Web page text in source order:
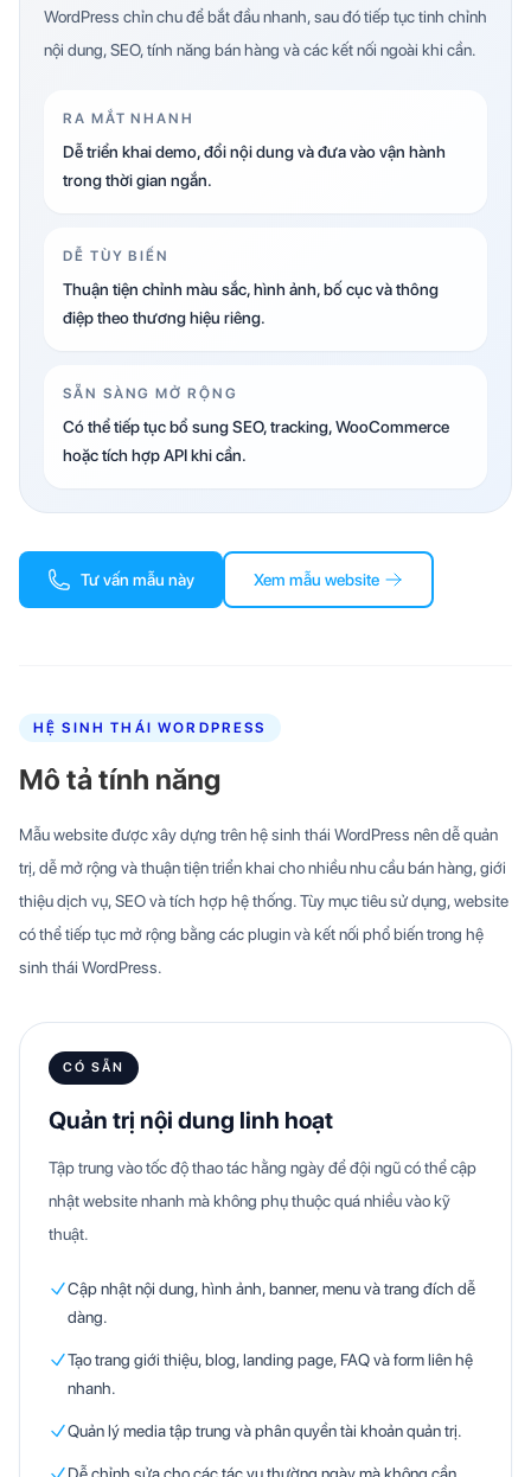
WordPress chỉn chu để bắt đầu nhanh, sau đó tiếp tục tinh chỉnh
nội dung, SEO, tính năng bán hàng và các kết nối ngoài khi cần.
RA MẮT NHANH
Dễ triển khai demo, đổi nội dung và đưa vào vận hành
trong thời gian ngắn.
DỄ TÙY BIẾN
Thuận tiện chỉnh màu sắc, hình ảnh, bố cục và thông
điệp theo thương hiệu riêng.
SẴN SÀNG MỞ RỘNG
Có thể tiếp tục bổ sung SEO, tracking, WooCommerce
hoặc tích hợp API khi cần.
Tư vấn mẫu này Xem mẫu website
HỆ SINH THÁI WORDPRESS
Mô tả tính năng
Mẫu website được xây dựng trên hệ sinh thái WordPress nên dễ quản
trị, dễ mở rộng và thuận tiện triển khai cho nhiều nhu cầu bán hàng, giới
thiệu dịch vụ, SEO và tích hợp hệ thống. Tùy mục tiêu sử dụng, website
có thể tiếp tục mở rộng bằng các plugin và kết nối phổ biến trong hệ
sinh thái WordPress.
CÓ SẴN
Quản trị nội dung linh hoạt
Tập trung vào tốc độ thao tác hằng ngày để đội ngũ có thể cập
nhật website nhanh mà không phụ thuộc quá nhiều vào kỹ
thuật.
Cập nhật nội dung, hình ảnh, banner, menu và trang đích dễ
dàng.
Tạo trang giới thiệu, blog, landing page, FAQ và form liên hệ
nhanh.
Quản lý media tập trung và phân quyền tài khoản quản trị.
Dễ chỉnh sửa cho các tác vụ thường ngày mà không cần